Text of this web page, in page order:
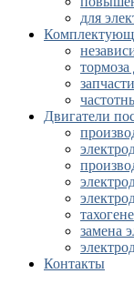
для
тормоза
Двигатели
замена
Контакты